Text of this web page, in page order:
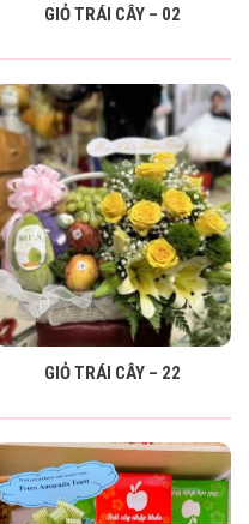
GIỎ TRÁI CÂY – 02
GIỎ TRÁI CÂY – 22